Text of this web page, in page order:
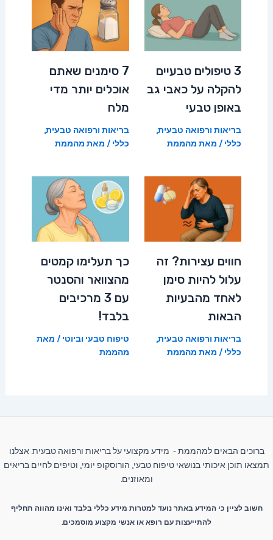
3 טיפולים טבעיים
להקלה על כאבי גב
באופן טבעי
בריאות ורפואה טבעית,
כללי / מאת מהממת
7 סימנים שאתם
אוכלים יותר מדי
מלח
בריאות ורפואה טבעית,
כללי / מאת מהממת
חווים עצירות? זה
עלול להיות סימן
לאחד מהבעיות
הבאות
בריאות ורפואה טבעית,
כללי / מאת מהממת
כך תעלימו קמטים
מהצוואר והסנטר
עם 3 מרכיבים
בלבד!
טיפוח טבעי וביוטי / מאת
מהממת
ברוכים הבאים למהממת - מידע מקצועי על בריאות ורפואה טבעית. אצלנו
תמצאו תוכן איכותי בנושאי טיפוח טבעי, הורוסקופ יומי, וטיפים לחיים בריאים
ומאוזנים.
חשוב לציין כי המידע באתר נועד למטרות מידע כללי בלבד ואינו מהווה תחליף
להתייעצות עם רופא או אנשי מקצוע מוסמכים.